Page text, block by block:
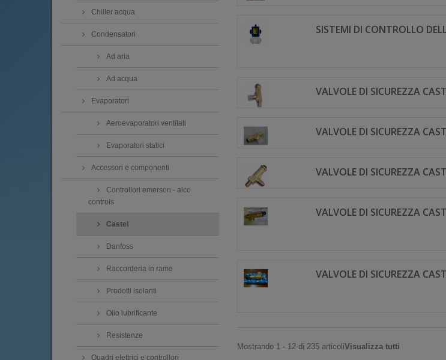
Chiller acqua
Condensatori
Ad aria
Ad acqua
Evaporatori
Aeroevaporatori ventilati
Evaporatori statici
Accessori e componenti
Controllori emerson - alco
controls
Castel
Danfoss
Raccorderia in rame
Prodotti isolanti
Olio lubrificante
Resistenze
Quadri elettrici e controllori
SISTEMI DI CONTROLLO
VALVOLE DI SICUREZZA
VALVOLE DI SICUREZZA
VALVOLE DI SICUREZZA
VALVOLE DI SICUREZZA
VALVOLE DI SICUREZZA
Mostrando 1 - 12 di 235 articoliVisualizza tutti